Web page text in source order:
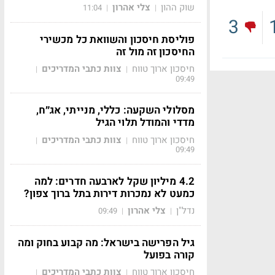
1
3
שוק ההון | צלי אהרון |
11:04
פוליסת חיסכון והשוואת כל מכשירי
החיסכון זה מול זה
חיסכון ארוך טווח | צוות כתבי המדריכים |
09:49
מסלולי השקעה: כללי, מנייתי, אג״ח,
מדדי והמודל תלוי הגיל
חיסכון ארוך טווח | צוות כתבי המדריכים |
09:49
4.2 מיליון שקל לארבעה חדרים: למה
כמעט לא נמכרות דירות בתל ברוך צפון?
נדל"ן | צלי אהרון |
09:49
גיל הפרישה בישראל: מה קבוע בחוק ומה
קורה בפועל
חיסכון ארוך טווח | צוות כתבי המדריכים |